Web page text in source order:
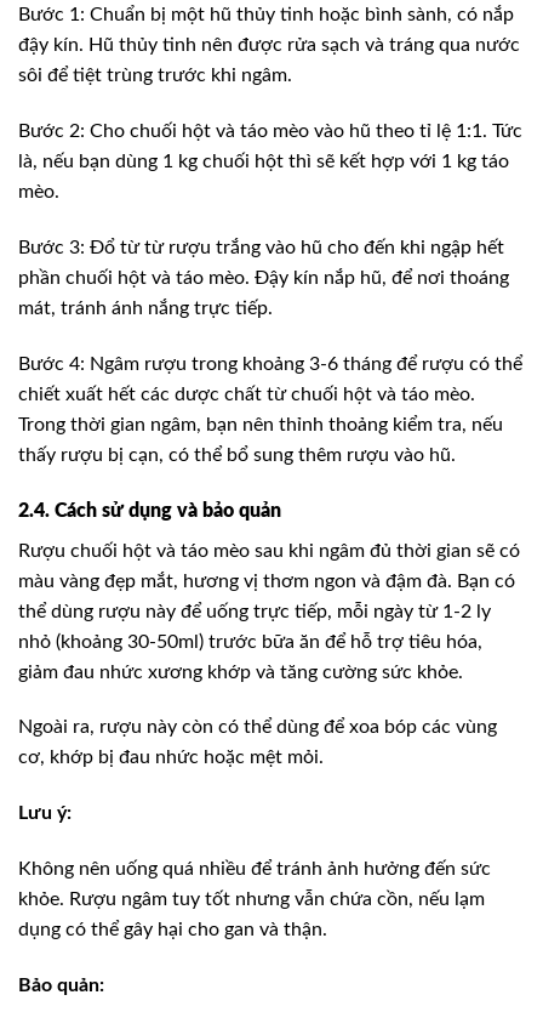
Bước 1: Chuẩn bị một hũ thủy tinh hoặc bình sành, có nắp
đậy kín. Hũ thủy tinh nên được rửa sạch và tráng qua nước
sôi để tiệt trùng trước khi ngâm.
Bước 2: Cho chuối hột và táo mèo vào hũ theo tỉ lệ 1:1. Tức
là, nếu bạn dùng 1 kg chuối hột thì sẽ kết hợp với 1 kg táo
mèo.
Bước 3: Đổ từ từ rượu trắng vào hũ cho đến khi ngập hết
phần chuối hột và táo mèo. Đậy kín nắp hũ, để nơi thoáng
mát, tránh ánh nắng trực tiếp.
Bước 4: Ngâm rượu trong khoảng 3-6 tháng để rượu có thể
chiết xuất hết các dược chất từ chuối hột và táo mèo.
Trong thời gian ngâm, bạn nên thỉnh thoảng kiểm tra, nếu
thấy rượu bị cạn, có thể bổ sung thêm rượu vào hũ.
2.4. Cách sử dụng và bảo quản
Rượu chuối hột và táo mèo sau khi ngâm đủ thời gian sẽ có
màu vàng đẹp mắt, hương vị thơm ngon và đậm đà. Bạn có
thể dùng rượu này để uống trực tiếp, mỗi ngày từ 1-2 ly
nhỏ (khoảng 30-50ml) trước bữa ăn để hỗ trợ tiêu hóa,
giảm đau nhức xương khớp và tăng cường sức khỏe.
Ngoài ra, rượu này còn có thể dùng để xoa bóp các vùng
cơ, khớp bị đau nhức hoặc mệt mỏi.
Lưu ý:
Không nên uống quá nhiều để tránh ảnh hưởng đến sức
khỏe. Rượu ngâm tuy tốt nhưng vẫn chứa cồn, nếu lạm
dụng có thể gây hại cho gan và thận.
Bảo quản: